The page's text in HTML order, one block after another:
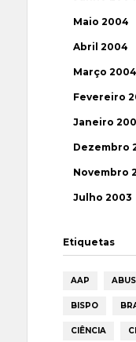
Maio 2004
Abril 2004
Março 2004
Fevereiro
Janeiro
Dezembro
Novembro
Julho 2003
Etiquetas
AAP
BISPO
CIÊNCIA